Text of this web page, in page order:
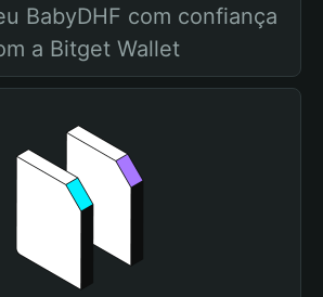
BabyDHF com confiança
a Bitget Wallet